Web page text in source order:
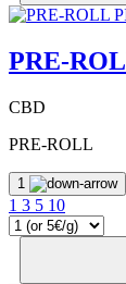
PRE-
CBD
PRE-ROLL
1
1 3 5 10